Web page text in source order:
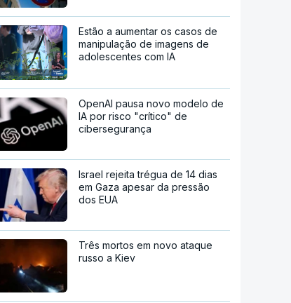
Estão a aumentar os casos de
manipulação de imagens de
adolescentes com IA
OpenAI pausa novo modelo de
IA por risco "crítico" de
cibersegurança
Israel rejeita trégua de 14 dias
em Gaza apesar da pressão
dos EUA
Três mortos em novo ataque
russo a Kiev